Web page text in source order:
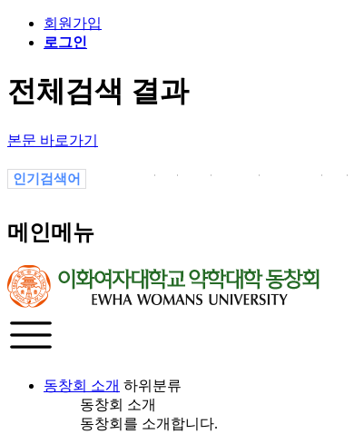
회원가입
로그인
전체검색 결과
본문 바로가기
인기검색어
메인메뉴
동창회 소개 하위분류
동창회 소개
동창회를 소개합니다.